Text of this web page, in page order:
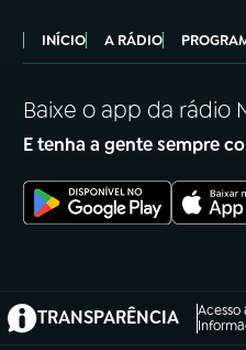
INÍCIO A RÁDIO
Baixe o app da rádio
E tenha a gente sempre
TRANSPARÊNCIA
Acesso
(abre em nova aba)